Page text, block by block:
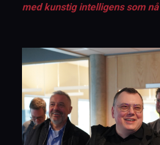
med kunstig intelligens som